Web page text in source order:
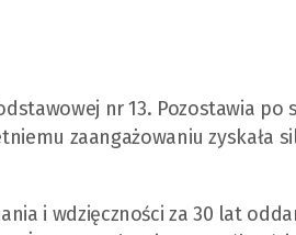
nr 13. Pozostawia po
zaangażowaniu zyskała
i wdzięczności za 30 lat